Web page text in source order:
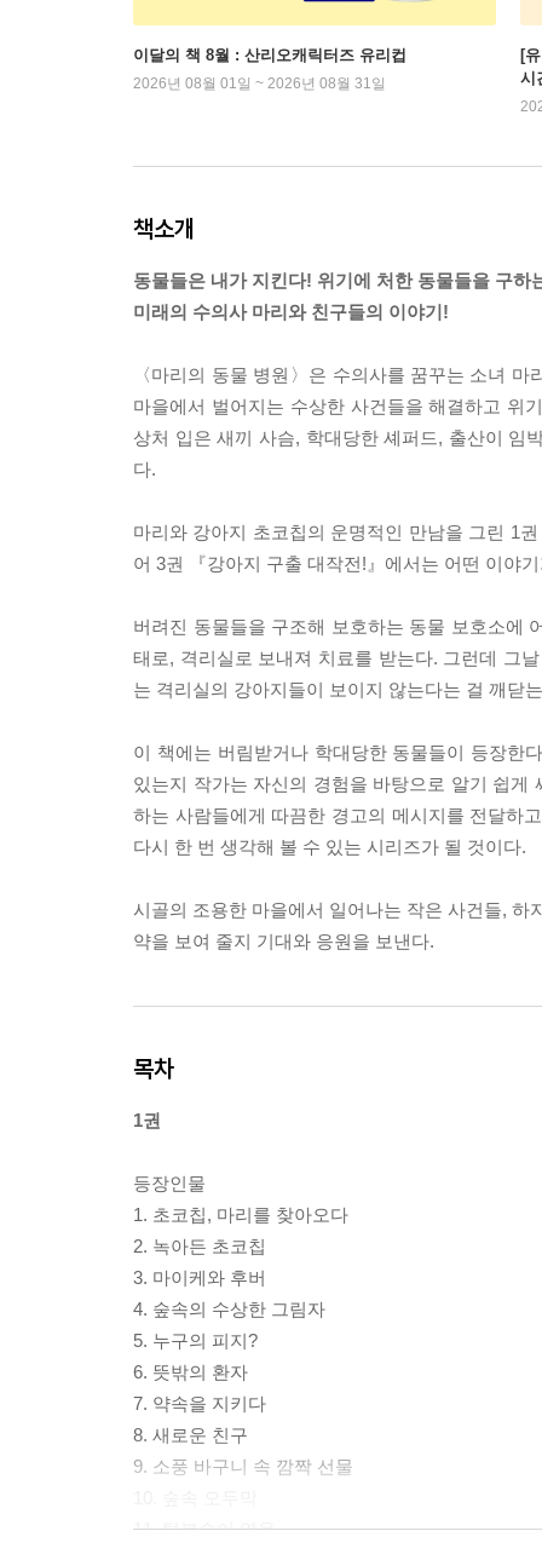
이달의 책 8월 : 산리오캐릭터즈 유리컵
2026년 08월 01일 ~ 2026년 08월 31일
[
시
책소개
동물들은 내가 지킨다! 위기에 처한 동물들을 구하
미래의 수의사 마리와 친구들의 이야기!
〈마리의 동물 병원〉은 수의사를 꿈꾸는 소녀
마을에서 벌어지는 수상한 사건들을 해결하고 위
상처 입은 새끼 사슴, 학대당한 셰퍼드, 출산이 임
다.
마리와 강아지 초코칩의 운명적인 만남을 그린 1
어 3권 『강아지 구출 대작전!』에서는 어떤 이야
버려진 동물들을 구조해 보호하는 동물 보호소에
태로, 격리실로 보내져 치료를 받는다. 그런데 그
는 격리실의 강아지들이 보이지 않는다는 걸 깨닫
이 책에는 버림받거나 학대당한 동물들이 등장한
있는지 작가는 자신의 경험을 바탕으로 알기 쉽
하는 사람들에게 따끔한 경고의 메시지를 전달하
다시 한 번 생각해 볼 수 있는 시리즈가 될 것이다.
시골의 조용한 마을에서 일어나는 작은 사건들,
약을 보여 줄지 기대와 응원을 보낸다.
목차
1권
등장인물
1. 초코칩, 마리를 찾아오다
2. 녹아든 초코칩
3. 마이케와 후버
4. 숲속의 수상한 그림자
5. 누구의 피지?
6. 뜻밖의 환자
7. 약속을 지키다
8. 새로운 친구
9. 소풍 바구니 속 깜짝 선물
11. 털복숭이 영웅